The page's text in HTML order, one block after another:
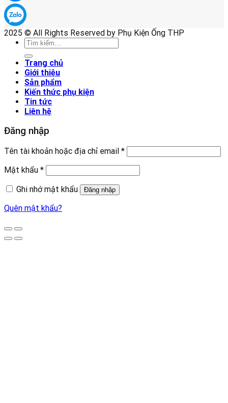
2025 © All Rights Reserved by Phụ Kiện Ống THP
Tìm
kiếm:
Trang chủ
Giới thiệu
Sản phẩm
Kiến thức phụ kiện
Tin tức
Liên hệ
Đăng nhập
Tên tài khoản hoặc địa chỉ email *
Mật khẩu *
Ghi nhớ mật khẩu
Đăng nhập
Quên mật khẩu?